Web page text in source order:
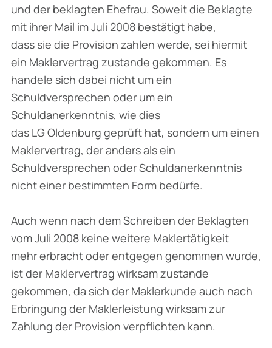
und der beklagten Ehefrau. Soweit die Beklagte
mit ihrer Mail im Juli 2008 bestätigt habe,
dass sie die Provision zahlen werde, sei hiermit
ein Maklervertrag zustande gekommen. Es
handele sich dabei nicht um ein
Schuldversprechen oder um ein
Schuldanerkenntnis, wie dies
das LG Oldenburg geprüft hat, sondern um einen
Maklervertrag, der anders als ein
Schuldversprechen oder Schuldanerkenntnis
nicht einer bestimmten Form bedürfe.
Auch wenn nach dem Schreiben der Beklagten
vom Juli 2008 keine weitere Maklertätigkeit
mehr erbracht oder entgegen genommen wurde,
ist der Maklervertrag wirksam zustande
gekommen, da sich der Maklerkunde auch nach
Erbringung der Maklerleistung wirksam zur
Zahlung der Provision verpflichten kann.